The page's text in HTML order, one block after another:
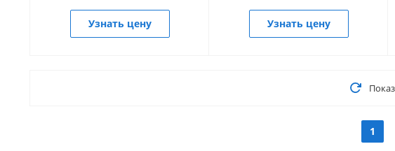
Узнать цену Узнать цену
1